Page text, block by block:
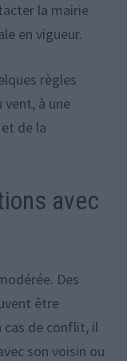
la mairie
en vigueur.
règles
vent, à une
de la
avec
Des
être
cas de conflit, il
son voisin ou